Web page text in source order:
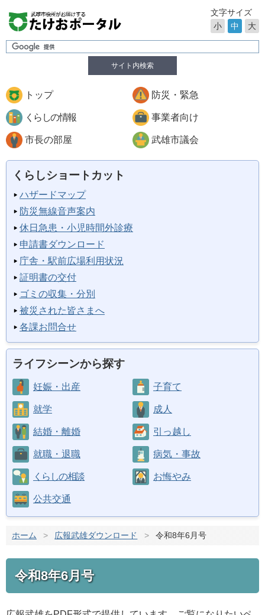
サイト内検索
文字サイズ
小
中 大
トップ 防災・緊急
くらしの情報 事業者向け
市長の部屋 武雄市議会
くらしショートカット
ハザードマップ
防災無線音声案内
休日急患・小児時間外診療
申請書ダウンロード
庁舎・駅前広場利用状況
証明書の交付
ゴミの収集・分別
被災された皆さまへ
各課お問合せ
ライフシーンから探す
妊娠・出産 子育て
就学 成人
結婚・離婚 引っ越し
就職・退職 病気・事故
くらしの相談 お悔やみ
公共交通
ホーム > 広報武雄ダウンロード > 令和8年6月号
令和8年6月号